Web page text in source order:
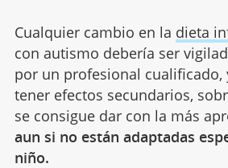
Cualquier cambio en la dieta
con autismo debería ser
por un profesional cualificado,
tener efectos secundarios,
se consigue dar con la más
aun si no están adaptadas
niño.